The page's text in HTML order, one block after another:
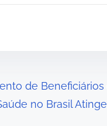
de
no Brasil